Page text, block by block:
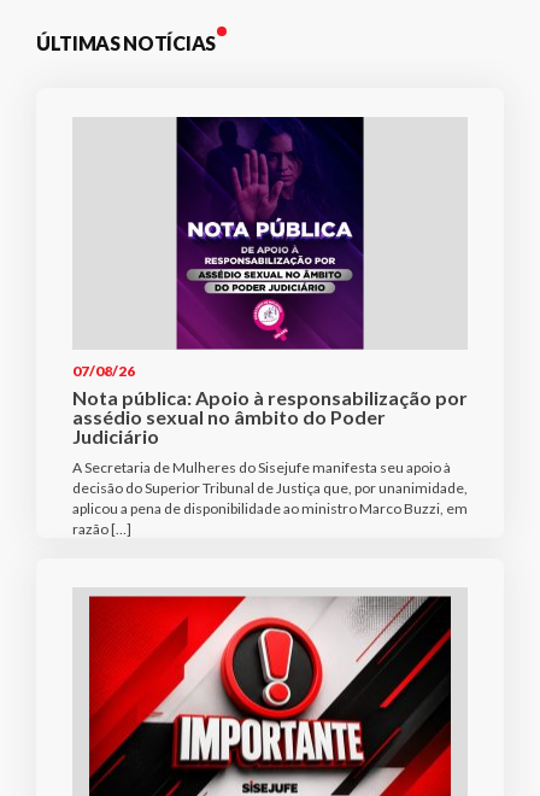
ÚLTIMAS NOTÍCIAS
07/08/26
Nota pública: Apoio à responsabilização por
assédio sexual no âmbito do Poder
Judiciário
A Secretaria de Mulheres do Sisejufe manifesta seu apoio à
decisão do Superior Tribunal de Justiça que, por unanimidade,
aplicou a pena de disponibilidade ao ministro Marco Buzzi, em
razão […]